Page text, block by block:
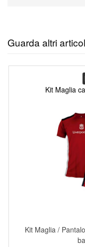
Guarda altri
Kit Maglia
Kit Maglia /